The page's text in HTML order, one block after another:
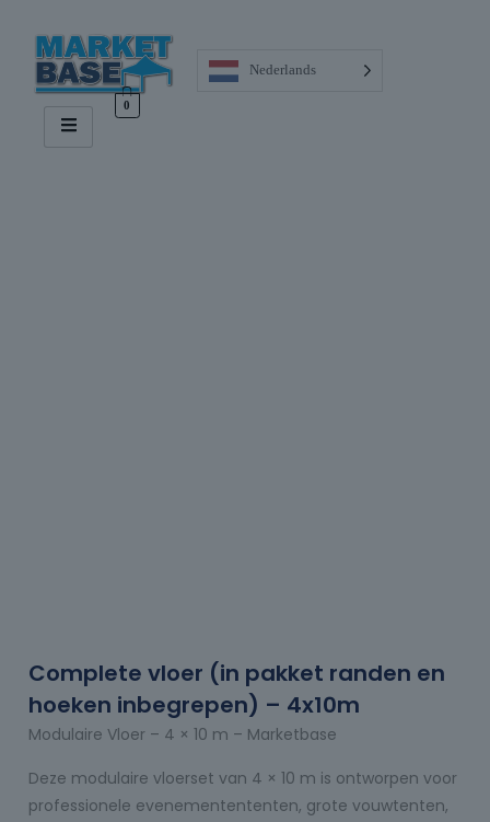
0
Nederlands
Complete vloer (in pakket randen en
hoeken inbegrepen) – 4x10m
Modulaire Vloer – 4 × 10 m – Marketbase
Deze modulaire vloerset van 4 × 10 m is ontworpen voor
professionele evenementententen, grote vouwtenten,